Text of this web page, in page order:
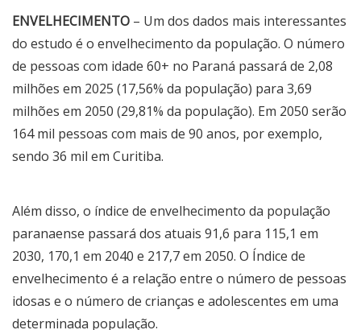
ENVELHECIMENTO – Um dos dados mais interessantes
do estudo é o envelhecimento da população. O número
de pessoas com idade 60+ no Paraná passará de 2,08
milhões em 2025 (17,56% da população) para 3,69
milhões em 2050 (29,81% da população). Em 2050 serão
164 mil pessoas com mais de 90 anos, por exemplo,
sendo 36 mil em Curitiba.
Além disso, o índice de envelhecimento da população
paranaense passará dos atuais 91,6 para 115,1 em
2030, 170,1 em 2040 e 217,7 em 2050. O Índice de
envelhecimento é a relação entre o número de pessoas
idosas e o número de crianças e adolescentes em uma
determinada população.